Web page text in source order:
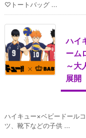
♡トートバッグ ...
ハイ
ーム
～大
展開
ハイキュー×ベビードール
ツ、靴下などの子供 ...